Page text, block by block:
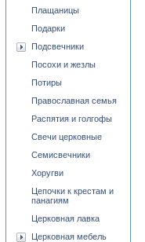
Плащаницы
Подарки
Подсвечники
Посохи и жезлы
Потиры
Православная семья
Распятия и голгофы
Свечи церковные
Семисвечники
Хоругви
Цепочки к крестам и
панагиям
Церковная лавка
Церковная мебель